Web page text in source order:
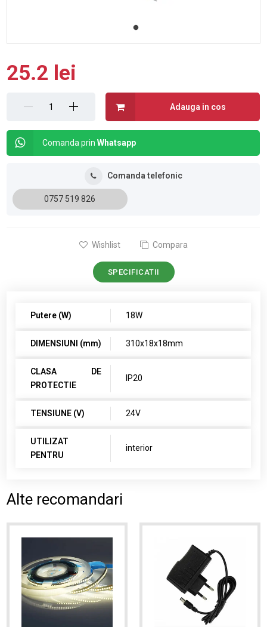
25.2 lei
Adauga in cos
Comanda prinWhatsapp
Comanda telefonic
0757 519 826
Wishlist Compara
SPECIFICATII
Putere (W) 18W
DIMENSIUNI (mm) 310x18x18mm
CLASA DE
PROTECTIE
IP20
TENSIUNE (V) 24V
UTILIZAT
PENTRU
interior
Alte recomandari